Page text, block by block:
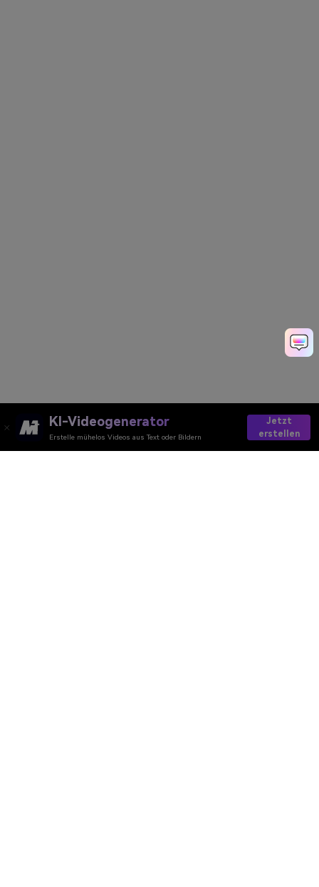
KI-Videogenerator
Erstelle mühelos Videos aus Text oder Bildern
Jetzt
erstellen